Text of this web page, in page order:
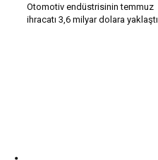
Otomotiv endüstrisinin temmuz
ihracatı 3,6 milyar dolara yaklaştı